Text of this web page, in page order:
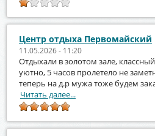
Центр отдыха Первомайский
11.05.2026 - 11:20
Отдыхали в золотом зале,
уютно, 5 часов пролетело не
теперь на д.р мужа тоже будем
Читать далее...